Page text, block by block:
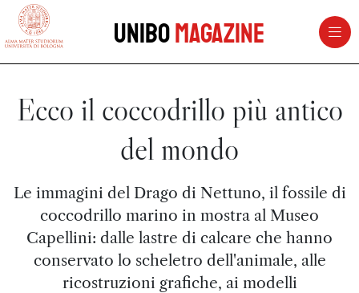
vai al contenuto della pagina
UniboMagazine
Ecco il coccodrillo più antico
del mondo
Le immagini del Drago di Nettuno, il fossile di
coccodrillo marino in mostra al Museo
Capellini: dalle lastre di calcare che hanno
conservato lo scheletro dell'animale, alle
ricostruzioni grafiche, ai modelli